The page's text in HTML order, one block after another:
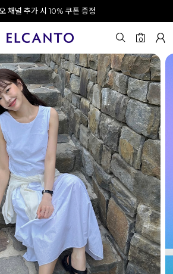
시 이전 결제 완료 시 오늘 출발!
가입 시 최대 20% 쿠폰 지급
채널 추가 시 10% 쿠폰 증정
로그인하고 10% 할인쿠폰 받기
0